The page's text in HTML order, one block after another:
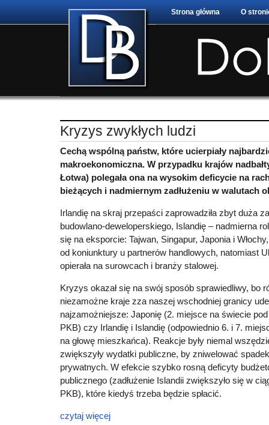
Strona główna O
Kryzys zwykłych ludzi
Cechą wspólną państw, które ucierpiały
makroekonomiczna. W przypadku krajów
Łotwa) polegała ona na wysokim deficycie na
bieżących i nadmiernym zadłużeniu w walutach
Irlandię na skraj przepaści zaprowadziła zbyt duża
budowlano-deweloperskiego, Islandię – nadmierna
się na eksporcie: Tajwan, Singapur, Japonia i
od koniunktury u partnerów handlowych, natomiast
opierała na surowcach i branży stalowej.
Kryzys okazał się na swój sposób sprawiedliwy, bo
niezamożne kraje zza naszej wschodniej granicy
najzamożniejsze: Japonię (2. miejsce na świecie
PKB) czy Irlandię i Islandię (odpowiednio 6. i 7.
na głowę mieszkańca). Reakcje były niemal
zwiększyły wydatki publiczne, by zniwelować
prywatnych. W efekcie szybko rosną deficyty
publicznego (zadłużenie Islandii zwiększyło się w
PKB), które kiedyś trzeba będzie spłacić.
czytaj więcej